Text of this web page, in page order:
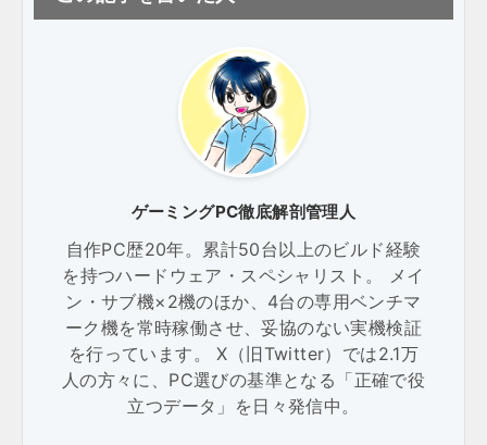
ゲーミングPC徹底解剖管理人
自作PC歴20年。累計50台以上のビルド経験
を持つハードウェア・スペシャリスト。 メイ
ン・サブ機×2機のほか、4台の専用ベンチマ
ーク機を常時稼働させ、妥協のない実機検証
を行っています。 X（旧Twitter）では2.1万
人の方々に、PC選びの基準となる「正確で役
立つデータ」を日々発信中。